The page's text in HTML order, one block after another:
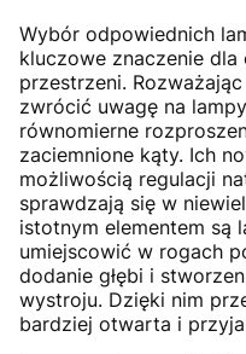
Wybór odpowiednich
kluczowe znaczenie
przestrzeni.
zwrócić uwagę na
równomierne
zaciemnione kąty. Ich
możliwością regulacji
sprawdzają się w
istotnym elementem są
umiejscowić w rogach
dodanie głębi i
wystroju. Dzięki nim
bardziej otwarta i